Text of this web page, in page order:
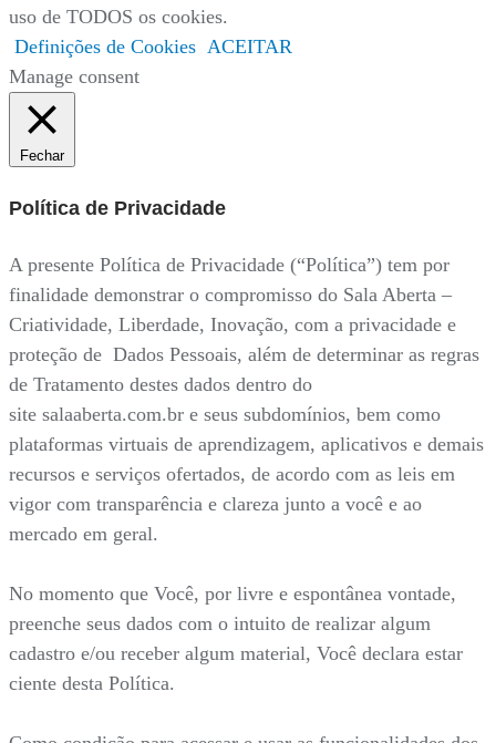
uso de TODOS os cookies.
Definições de Cookies ACEITAR
Manage consent
Fechar
Política de Privacidade
A presente Política de Privacidade (“Política”) tem por
finalidade demonstrar o compromisso do Sala Aberta –
Criatividade, Liberdade, Inovação, com a privacidade e
proteção de Dados Pessoais, além de determinar as regras
de Tratamento destes dados dentro do
site salaaberta.com.br e seus subdomínios, bem como
plataformas virtuais de aprendizagem, aplicativos e demais
recursos e serviços ofertados, de acordo com as leis em
vigor com transparência e clareza junto a você e ao
mercado em geral.
No momento que Você, por livre e espontânea vontade,
preenche seus dados com o intuito de realizar algum
cadastro e/ou receber algum material, Você declara estar
ciente desta Política.